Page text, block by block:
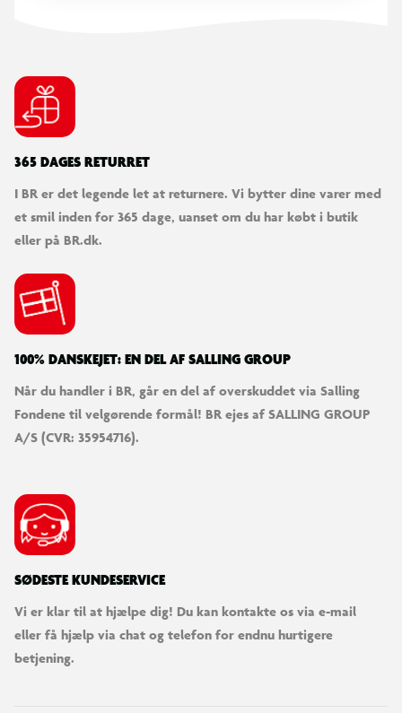
365 DAGES RETURRET
I BR er det legende let at returnere. Vi bytter dine varer med
et smil inden for 365 dage, uanset om du har købt i butik
eller på BR.dk.
100% DANSKEJET: EN DEL AF SALLING GROUP
Når du handler i BR, går en del af overskuddet via Salling
Fondene til velgørende formål! BR ejes af SALLING GROUP
A/S (CVR: 35954716).
SØDESTE KUNDESERVICE
Vi er klar til at hjælpe dig! Du kan kontakte os via e-mail
eller få hjælp via chat og telefon for endnu hurtigere
betjening.